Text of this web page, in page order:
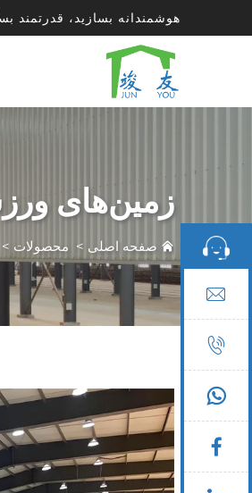
هوشمندانه بسازید، قدرتمند
زمین‌های
صفحه اصلی > محصولات >